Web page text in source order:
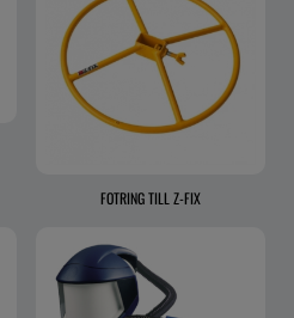
FOTRING TILL Z-FIX